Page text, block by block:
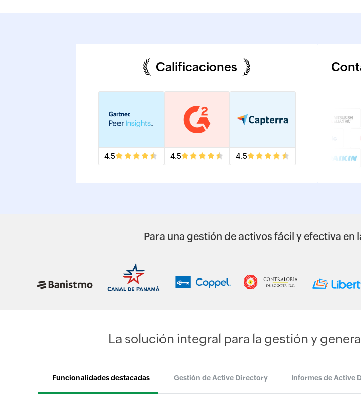
Calificaciones
4.5 4.5 4.5
Para una gestión de activos fácil y efectiva
La solución integral para la gestión y
Funcionalidades destacadas Gestión de Active Directory Informes de Active